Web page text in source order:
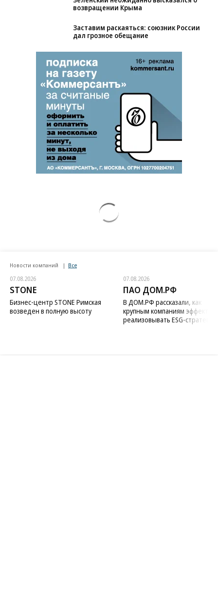
Зеленский неожиданно высказался о
Заставим раскаяться: союзник России
дал грозное обещание
Новости компаний
07.08.2026
STONE
Бизнес-центр STONE Римская
07.08.2026
ПАО ДОМ.РФ
В ДОМ.РФ рассказали, как
крупным компаниям